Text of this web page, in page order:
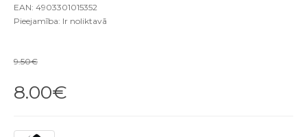
EAN: 4903301015352
Pieejamība: Ir noliktavā
9.50€
8.00€